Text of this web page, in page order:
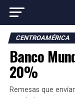
CENTROAMÉRICA
Banco
20%
Remesas que